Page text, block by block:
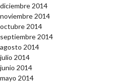
diciembre 2014
noviembre 2014
octubre 2014
septiembre 2014
agosto 2014
julio 2014
junio 2014
mayo 2014